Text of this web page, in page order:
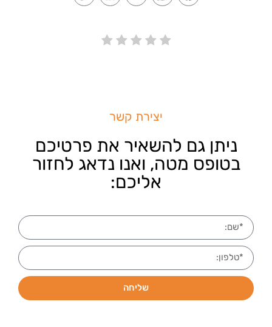
יצירת קשר
ניתן גם להשאיר את פרטיכם
בטופס מטה, ואנו נדאג לחזור
אליכם:
שליחה